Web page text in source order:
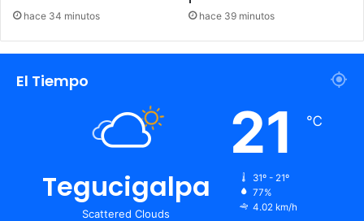
hace 34 minutos hace 39 minutos
El Tiempo
Tegucigalpa
Scattered Clouds
21 ℃
31º - 21º
77%
4.02 km/h